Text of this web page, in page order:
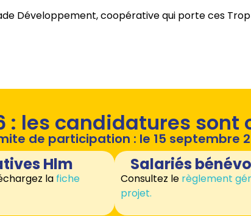
Développement, coopérative qui porte ces
: les candidatures sont
de participation : le 15 septembre
Hlm
la fiche
Salariés
Consultez le règlement
projet.